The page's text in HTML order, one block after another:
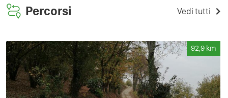
Percorsi Vedi tutti
92,9 km